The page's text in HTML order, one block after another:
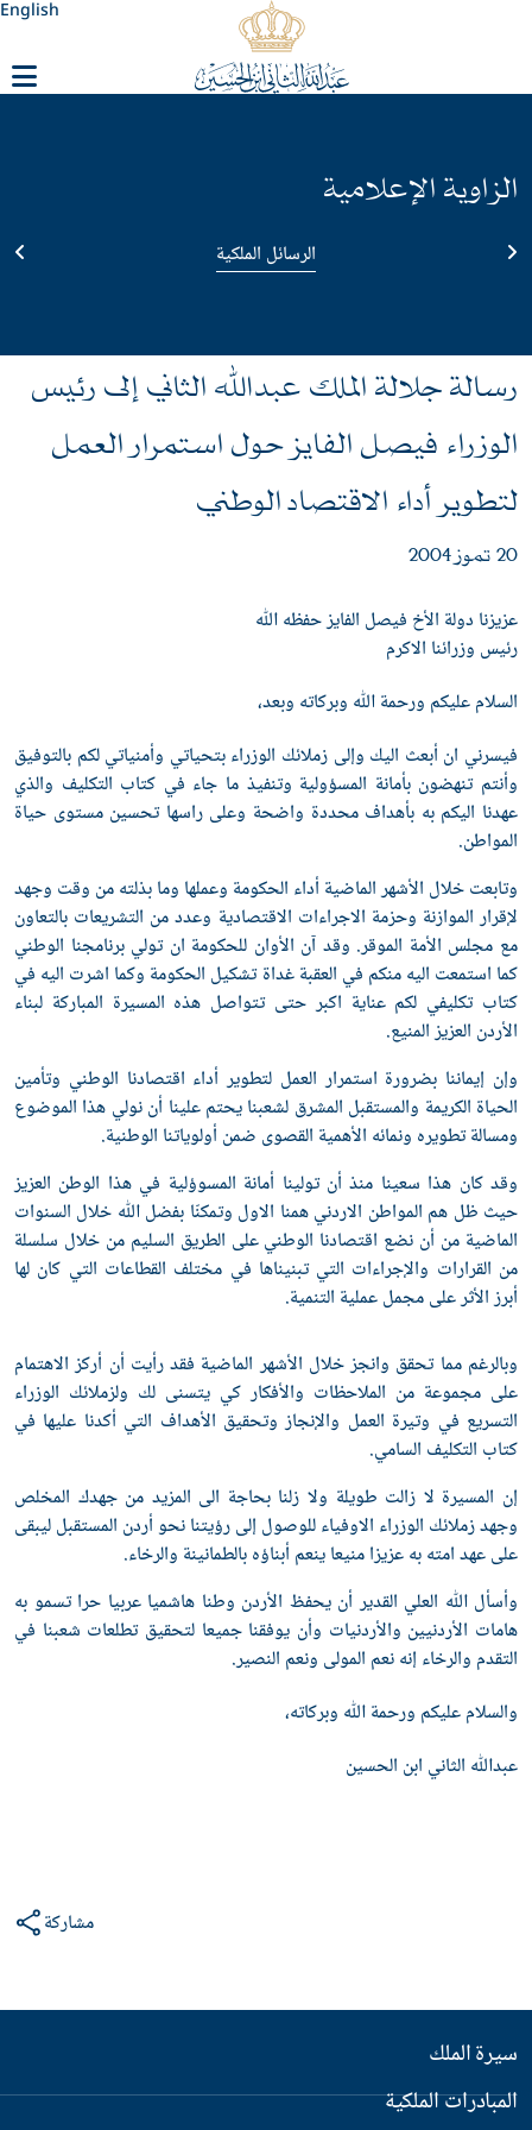
English
الزاوية الإعلامية
الرسائل الملكية
رسالة جلالة الملك عبدﷲ الثاني إلى رئيس
الوزراء فيصل الفايز حول استمرار العمل
لتطوير أداء الاقتصاد الوطني
20 تموز 2004
عزيزنا دولة الأخ فيصل الفايز حفظه ﷲ
رئيس وزرائنا الاكرم
السلام عليكم ورحمة ﷲ وبركاته وبعد،
فيسرني ان أبعث اليك وإلى زملائك الوزراء بتحياتي وأمنياتي لكم بالتوفيق
وأنتم تنهضون بأمانة المسؤولية وتنفيذ ما جاء في كتاب التكليف والذي
عهدنا اليكم به بأهداف محددة واضحة وعلى راسها تحسين مستوى حياة
المواطن.
وتابعت خلال الأشهر الماضية أداء الحكومة وعملها وما بذلته من وقت وجهد
لإقرار الموازنة وحزمة الاجراءات الاقتصادية وعدد من التشريعات بالتعاون
مع مجلس الأمة الموقر. وقد آن الأوان للحكومة ان تولي برنامجنا الوطني
كما استمعت اليه منكم في العقبة غداة تشكيل الحكومة وكما اشرت اليه في
كتاب تكليفي لكم عناية اكبر حتى تتواصل هذه المسيرة المباركة لبناء
الأردن العزيز المنيع.
وإن إيماننا بضرورة استمرار العمل لتطوير أداء اقتصادنا الوطني وتأمين
الحياة الكريمة والمستقبل المشرق لشعبنا يحتم علينا أن نولي هذا الموضوع
ومسالة تطويره ونمائه الأهمية القصوى ضمن أولوياتنا الوطنية.
وقد كان هذا سعينا منذ أن تولينا أمانة المسوؤلية في هذا الوطن العزيز
حيث ظل هم المواطن الاردني همنا الاول وتمكنّا بفضل ﷲ خلال السنوات
الماضية من أن نضع اقتصادنا الوطني على الطريق السليم من خلال سلسلة
من القرارات والإجراءات التي تبنيناها في مختلف القطاعات التي كان لها
أبرز الأثر على مجمل عملية التنمية.
وبالرغم مما تحقق وانجز خلال الأشهر الماضية فقد رأيت أن أركز الاهتمام
على مجموعة من الملاحظات والأفكار كي يتسنى لك ولزملائك الوزراء
التسريع في وتيرة العمل والإنجاز وتحقيق الأهداف التي أكدنا عليها في
كتاب التكليف السامي.
إن المسيرة لا زالت طويلة ولا زلنا بحاجة الى المزيد من جهدك المخلص
وجهد زملائك الوزراء الاوفياء للوصول إلى رؤيتنا نحو أردن المستقبل ليبقى
على عهد امته به عزيزا منيعا ينعم أبناؤه بالطمانينة والرخاء.
وأسأل ﷲ العلي القدير أن يحفظ الأردن وطنا هاشميا عربيا حرا تسمو به
هامات الأردنيين والأردنيات وأن يوفقنا جميعا لتحقيق تطلعات شعبنا في
التقدم والرخاء إنه نعم المولى ونعم النصير.
والسلام عليكم ورحمة ﷲ وبركاته،
عبدﷲ الثاني ابن الحسين
مشاركة
سيرة الملك
المبادرات الملكية